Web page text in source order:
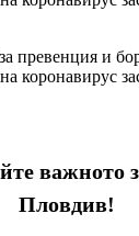
важното
Пловдив!